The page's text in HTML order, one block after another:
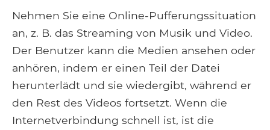
Nehmen Sie eine Online-Pufferungssituation
an, z. B. das Streaming von Musik und Video.
Der Benutzer kann die Medien ansehen oder
anhören, indem er einen Teil der Datei
herunterlädt und sie wiedergibt, während er
den Rest des Videos fortsetzt. Wenn die
Internetverbindung schnell ist, ist die